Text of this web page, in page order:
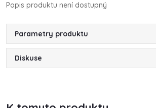
Popis produktu není dostupný
Parametry produktu
Diskuse